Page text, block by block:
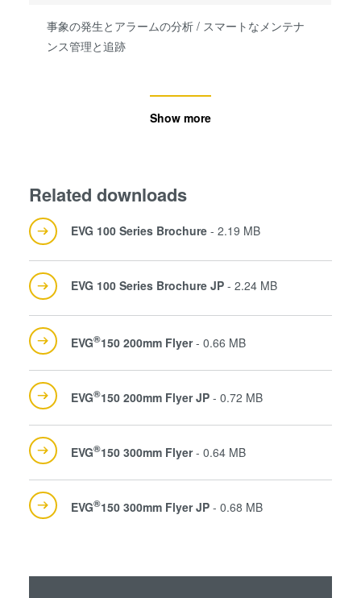
事象の発生とアラームの分析 / スマートなメンテナ
ンス管理と追跡
Show more
Related downloads
EVG 100 Series Brochure - 2.19 MB
EVG 100 Series Brochure JP - 2.24 MB
EVG®150 200mm Flyer - 0.66 MB
EVG®150 200mm Flyer JP - 0.72 MB
EVG®150 300mm Flyer - 0.64 MB
EVG®150 300mm Flyer JP - 0.68 MB